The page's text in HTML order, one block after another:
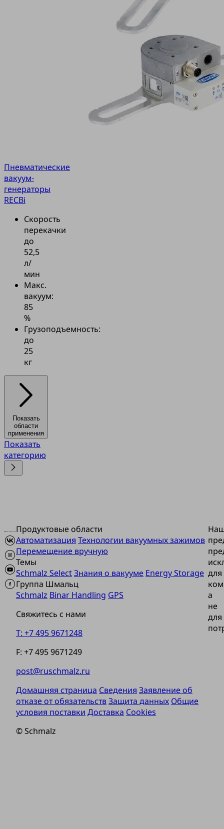
Пневматические
вакуум-
генераторы
RECBi
Скорость
перекачки
до
52,5
л/
мин
Макс.
вакуум:
85
%
Грузоподъемность:
до
25
кг
Показать
области
применения
Показать
категорию
Продуктовые области
Автоматизация Технологии вакуумных зажимов
Перемещение вручную
Темы
Schmalz SelectЗнания о вакууме Energy Storage
Группа Шмальц
Schmalz Binar Handling GPS
Свяжитесь с нами
T: +7 495 9671248
F: +7 495 9671249
post@ruschmalz.ru
для
а
не
для
Домашняя страница Сведения Заявление об
отказе от обязательствЗащита данных Общие
условия поставки Доставка Cookies
© Schmalz